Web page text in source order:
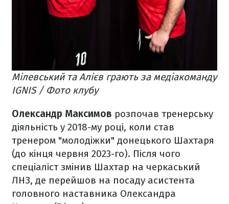
Мілевський та Алієв грають за медіакоманду
IGNIS / Фото клубу
Олександр Максимов розпочав тренерську
діяльність у 2018-му році, коли став
тренером "молодіжки" донецького Шахтаря
(до кінця червня 2023-го). Після чого
спеціаліст змінив Шахтар на черкаський
ЛНЗ, де перейшов на посаду асистента
головного наставника Олександра